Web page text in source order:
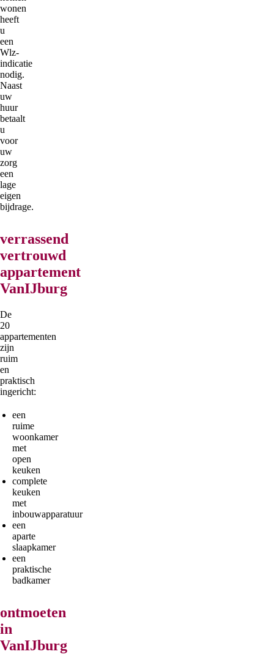
wonen
heeft
u
een
Wlz-
indicatie
nodig.
Naast
uw
huur
betaalt
u
voor
uw
zorg
een
lage
eigen
bijdrage.
verrassend
vertrouwd
appartement
VanIJburg
De
20
appartementen
zijn
ruim
en
praktisch
ingericht:
een
ruime
woonkamer
met
open
keuken
complete
keuken
met
inbouwapparatuur
een
aparte
slaapkamer
een
praktische
badkamer
ontmoeten
in
VanIJburg